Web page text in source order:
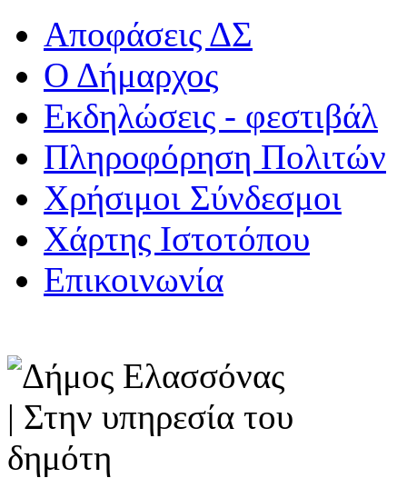
Αποφάσεις ΔΣ
Ο Δήμαρχος
Εκδηλώσεις - φεστιβάλ
Πληροφόρηση Πολιτών
Χρήσιμοι Σύνδεσμοι
Χάρτης Ιστοτόπου
Επικοινωνία